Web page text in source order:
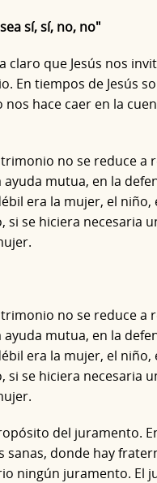
sí, sí, no, no"
claro que Jesús nos
En tiempos de Jesús
nos hace caer en la
no se reduce a
mutua, en la
era la mujer, el
si se hiciera necesaria
no se reduce a
mutua, en la
era la mujer, el
si se hiciera necesaria
del juramento.
sanas, donde hay
ningún juramento. El